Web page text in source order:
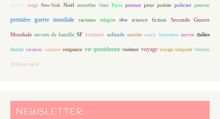
nature neige New-York Noël nouvelles Ours Paris peinture peur poésie policier pouvoir
première guerre mondiale racisme religion rêve science fiction Seconde Guerre
Mondiale secrets de famille SF Solidarité solitude sorcière souris Souvenirs survie théâtre
thriller vacances vampire vengeance vie quotidienne violence voyage voyage temporel Western
XIXème siècle
NEWSLETTER